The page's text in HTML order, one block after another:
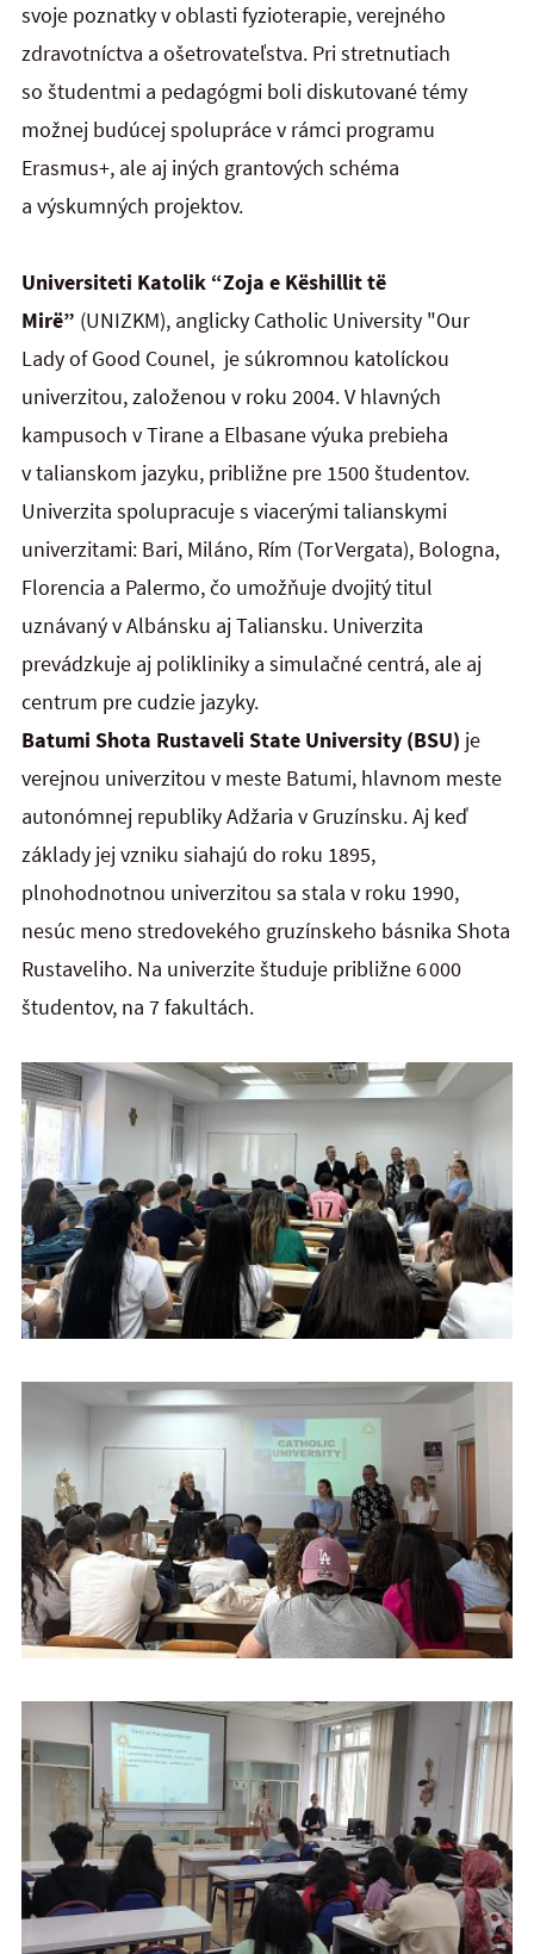
svoje poznatky v oblasti fyzioterapie, verejného
zdravotníctva a ošetrovateľstva. Pri stretnutiach
so študentmi a pedagógmi boli diskutované témy
možnej budúcej spolupráce v rámci programu
Erasmus+, ale aj iných grantových schéma
a výskumných projektov.
Universiteti Katolik “Zoja e Këshillit të
Mirë” (UNIZKM), anglicky Catholic University "Our
Lady of Good Counel, je súkromnou katolíckou
univerzitou, založenou v roku 2004. V hlavných
kampusoch v Tirane a Elbasane výuka prebieha
v talianskom jazyku, približne pre 1500 študentov.
Univerzita spolupracuje s viacerými talianskymi
univerzitami: Bari, Miláno, Rím (Tor Vergata), Bologna,
Florencia a Palermo, čo umožňuje dvojitý titul
uznávaný v Albánsku aj Taliansku. Univerzita
prevádzkuje aj polikliniky a simulačné centrá, ale aj
centrum pre cudzie jazyky.
Batumi Shota Rustaveli State University (BSU) je
verejnou univerzitou v meste Batumi, hlavnom meste
autonómnej republiky Adžaria v Gruzínsku. Aj keď
základy jej vzniku siahajú do roku 1895,
plnohodnotnou univerzitou sa stala v roku 1990,
nesúc meno stredovekého gruzínskeho básnika Shota
Rustaveliho. Na univerzite študuje približne 6 000
študentov, na 7fakultách.